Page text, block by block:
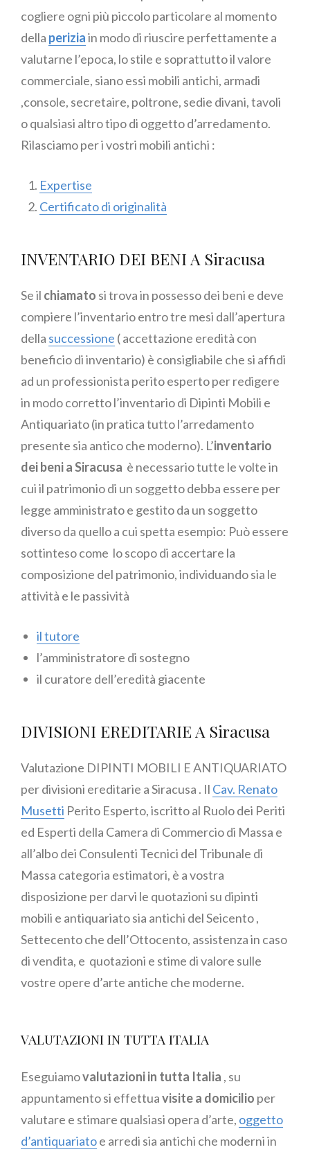
cogliere ogni più piccolo particolare al momento
della periziain modo di riuscire perfettamente a
valutarne l’epoca, lo stile e soprattutto il valore
commerciale, siano essi mobili antichi, armadi
,console, secretaire, poltrone, sedie divani, tavoli
o qualsiasi altro tipo di oggetto d’arredamento.
Rilasciamo per i vostri mobili antichi :
Expertise
Certificato di originalità
INVENTARIO DEI BENI A Siracusa
Se il chiamato si trova in possesso dei beni e deve
compiere l’inventario entro tre mesi dall’apertura
della successione ( accettazione eredità con
beneficio di inventario) è consigliabile che si affidi
ad un professionista perito esperto per redigere
in modo corretto l’inventario di Dipinti Mobili e
Antiquariato (in pratica tutto l’arredamento
presente sia antico che moderno). L’inventario
dei beni a Siracusa è necessario tutte le volte in
cui il patrimonio di un soggetto debba essere per
legge amministrato e gestito da un soggetto
diverso da quello a cui spetta esempio: Può essere
sottinteso come lo scopo di accertare la
composizione del patrimonio, individuando sia le
attività e le passività
il tutore
l’amministratore di sostegno
il curatore dell’eredità giacente
DIVISIONI EREDITARIE A Siracusa
Valutazione DIPINTI MOBILI E ANTIQUARIATO
per divisioni ereditarie a Siracusa . Il Cav. Renato
Musetti Perito Esperto, iscritto al Ruolo dei Periti
ed Esperti della Camera di Commercio di Massa e
all’albo dei Consulenti Tecnici del Tribunale di
Massa categoria estimatori, è a vostra
disposizione per darvi le quotazioni su dipinti
mobili e antiquariato sia antichi del Seicento ,
Settecento che dell’Ottocento, assistenza in caso
di vendita, e quotazioni e stime di valore sulle
vostre opere d’arte antiche che moderne.
VALUTAZIONI IN TUTTA ITALIA
Eseguiamovalutazioni in tutta Italia , su
appuntamento si effettuavisite a domicilio per
valutare e stimare qualsiasi opera d’arte, oggetto
d’antiquariatoe arredi sia antichi che moderni in